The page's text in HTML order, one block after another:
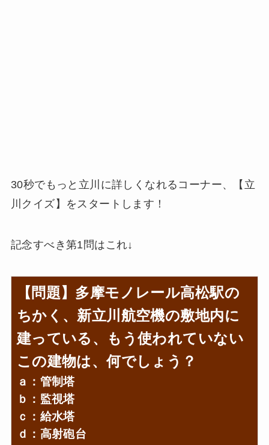
30秒でもっと立川に詳しくなれるコーナー、【立
川クイズ】をスタートします！
記念すべき第1問はこれ↓
【問題】多摩モノレール高松駅の
ちかく、新立川航空機の敷地内に
建っている、もう使われていない
この建物は、何でしょう？
ａ：管制塔
ｂ：監視塔
ｃ：給水塔
ｄ：高射砲台